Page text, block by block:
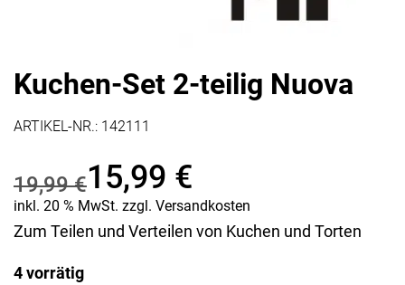
Kuchen-Set 2-teilig Nuova
ARTIKEL-NR.: 142111
19,99€
Ursprünglicher
15,99 €
Aktueller
inkl. 20 % MwSt. zzgl. Versandkosten
Zum Teilen und Verteilen von Kuchen und Torten
4 vorrätig